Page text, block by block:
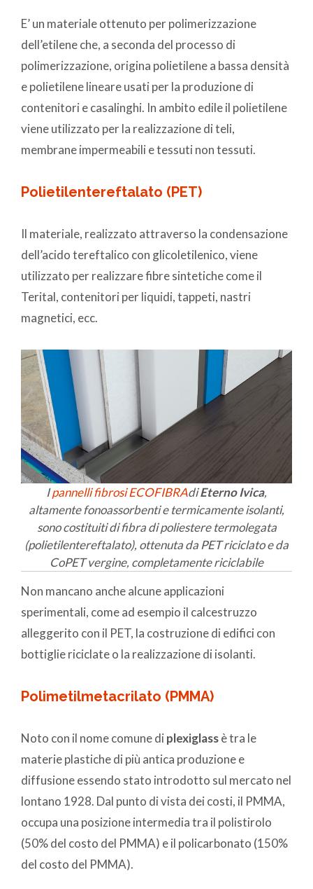
E’ un materiale ottenuto per polimerizzazione
dell’etilene che, a seconda del processo di
polimerizzazione, origina polietilene a bassa densità
e polietilene lineare usati per la produzione di
contenitori e casalinghi. In ambito edile il polietilene
viene utilizzato per la realizzazione di teli,
membrane impermeabili e tessuti non tessuti.
Polietilentereftalato (PET)
Il materiale, realizzato attraverso la condensazione
dell’acido tereftalico con glicoletilenico, viene
utilizzato per realizzare fibre sintetiche come il
Terital, contenitori per liquidi, tappeti, nastri
magnetici, ecc.
Ipannelli fibrosi ECOFIBRAdiEterno Ivica,
altamente fonoassorbenti e termicamente isolanti,
sono costituiti di fibra di poliestere termolegata
(polietilentereftalato), ottenuta da PET riciclato e da
CoPET vergine, completamente riciclabile
Non mancano anche alcune applicazioni
sperimentali, come ad esempio il calcestruzzo
alleggerito con il PET, la costruzione di edifici con
bottiglie riciclate o la realizzazione di isolanti.
Polimetilmetacrilato (PMMA)
Noto con il nome comune di plexiglassè tra le
materie plastiche di più antica produzione e
diffusione essendo stato introdotto sul mercato nel
lontano 1928. Dal punto di vista dei costi, il PMMA,
occupa una posizione intermedia tra il polistirolo
(50% del costo del PMMA) e il policarbonato (150%
del costo del PMMA).